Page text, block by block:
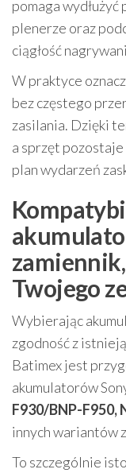
pomaga
plenerze oraz
ciągłość
W praktyce
bez częstego
zasilania. Dzięki
a sprzęt
plan wydarzeń
Twojego
Wybierając
zgodność z
Batimex jest
akumulatorów
F930/BNP-F950,
innych wariantów
To szczególnie